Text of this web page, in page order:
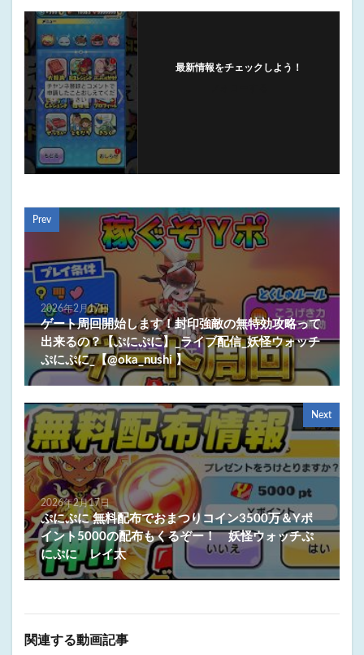
最新情報をチェックしよう！
Prev
2026年2月17日
ゲート周回開始します！封印強敵の無特効攻略って
出来るの？【ぷにぷに】_ライブ配信_妖怪ウォッチ
ぷにぷに_【@oka_nushi 】
Next
2026年2月17日
ぷにぷに 無料配布でおまつりコイン3500万＆Yポ
イント5000の配布もくるぞー！ 妖怪ウォッチぷ
にぷに レイ太
関連する動画記事